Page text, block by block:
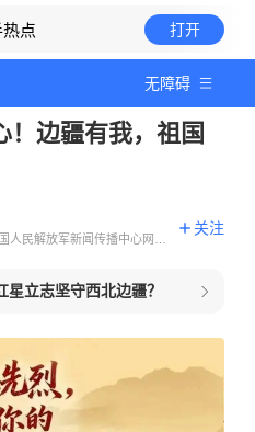
热点 打开
无障碍
！边疆有我，祖国
人民解放军新闻传播中心网络
关注
立志坚守西北边疆？